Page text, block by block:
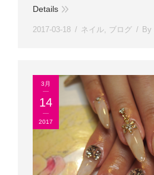
Details
2017-03-18 ネイル ブログ By
3月
14
2017